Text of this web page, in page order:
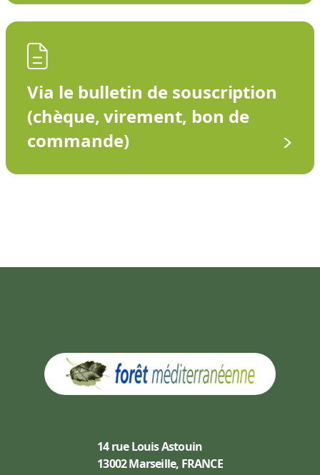
Via le bulletin de souscription
(chèque, virement, bon de
commande)
14 rue Louis Astouin
13002 Marseille, FRANCE